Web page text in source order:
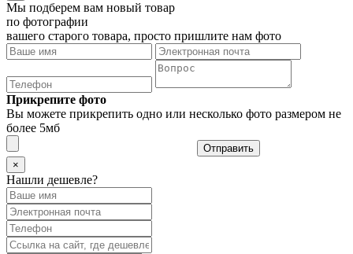
Мы подберем вам новый товар
по фотографии
вашего старого товара, просто пришлите нам фото
Прикрепите фото
Вы можете прикрепить одно или несколько фото размером не
более 5мб
Отправить
×
Нашли дешевле?